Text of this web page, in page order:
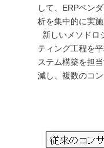
して、ERPベン
析を集中的に実施
新しいメソドロ
ティング工程を
ステム構築を担
減し、複数のコ